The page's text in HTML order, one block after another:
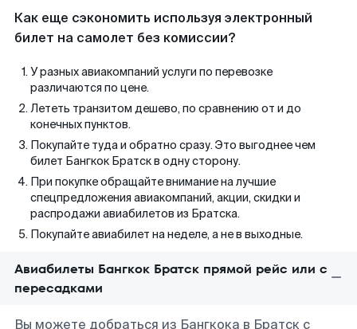
Как еще сэкономить используя электронный
билет на самолет без комиссии?
У разных авиакомпаний услуги по перевозке
различаются по цене.
Лететь транзитом дешево, по сравнению от и до
конечных пунктов.
Покупайте туда и обратно сразу. Это выгоднее чем
билет Бангкок Братск в одну сторону.
При покупке обращайте внимание на лучшие
спецпредложения авиакомпаний, акции, скидки и
распродажи авиабилетов из Братска.
Покупайте авиабилет на неделе, а не в выходные.
Авиабилеты Бангкок Братск прямой рейс или с
пересадками
Вы можете добраться из Бангкока в Братск с